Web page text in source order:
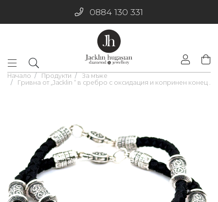
0884 130 331
Начало Продукти
За мъже
Гривна от „Jacklin “ в сребро с оксидация и копринен конец .